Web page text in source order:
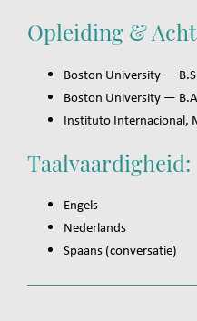
Opleiding &
Boston University —
Boston University —
Instituto Internacional,
Taalvaardigheid:
Engels
Nederlands
Spaans (conversatie)